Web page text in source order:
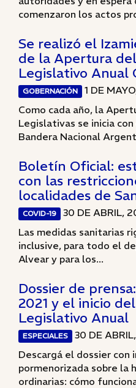
comenzaron los actos
Se realizó el
de la Apertura
Legislativo Anual
GOBERNACIÓN
1 DE
Como cada año, la
Legislativas se inicia
Bandera Nacional
Boletín Oficial:
con las
localidades de
COVID-19
30 DE ABRIL,
Las medidas sanitarias
inclusive, para todo el
Alvear y para los...
Dossier de
2021 y el inicio
Legislativo Anual
ESPECIALES
30 DE
Descargá el dossier con
pormenorizada sobre la
ordinarias: cómo